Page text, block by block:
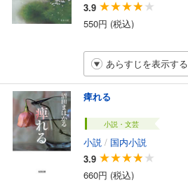
3.9
550円 (税込)
あらすじを表示する
痺れる
小説・文芸
小説 / 国内小説
3.9
660円 (税込)